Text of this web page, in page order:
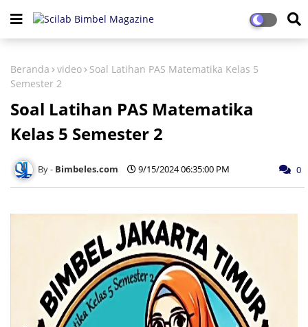
Beranda video
Soal Latihan PAS Matematika Kelas 5
Semester 2
Soal Latihan PAS Matematika
Kelas 5 Semester 2
Bimbeles.com 9/15/2024 06:35:00 PM 0